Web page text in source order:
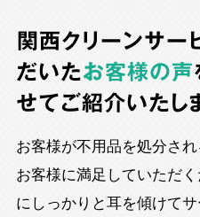
関西クリーンサー
だいたお客様の声
せてご紹介いたし
お客様が不用品を処分さ
お客様に満足していただ
にしっかりと耳を傾けて